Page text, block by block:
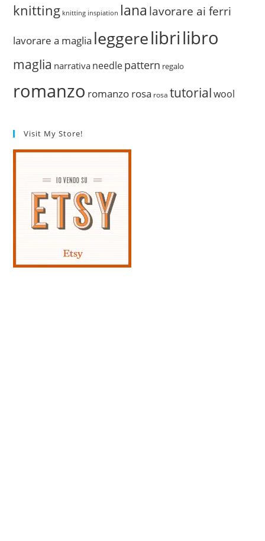
knitting knitting inspiation lana lavorare ai ferri
lavorare a maglia leggerelibrilibro
maglia narrativa needlepattern regalo
romanzo romanzo rosa rosa tutorial wool
Visit My Store!